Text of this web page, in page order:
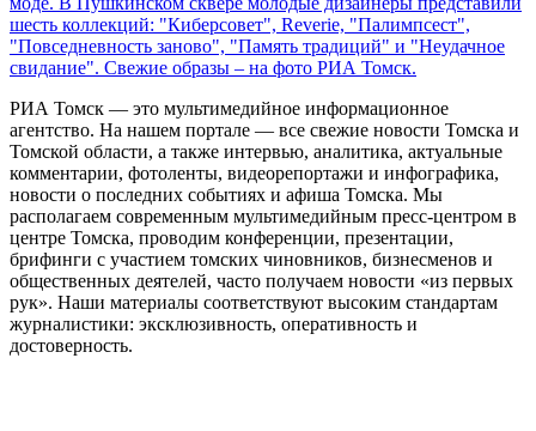
шесть коллекций: "Киберсовет", Reverie, "Палимпсест",
"Повседневность заново", "Память традиций" и "Неудачное
свидание". Свежие образы – на фото РИА Томск.
РИА Томск — это мультимедийное информационное
агентство. На нашем портале — все свежие новости Томска и
Томской области, а также интервью, аналитика, актуальные
комментарии, фотоленты, видеорепортажи и инфографика,
новости о последних событиях и афиша Томска. Мы
располагаем современным мультимедийным пресс-центром в
центре Томска, проводим конференции, презентации,
брифинги с участием томских чиновников, бизнесменов и
общественных деятелей, часто получаем новости «из первых
рук». Наши материалы соответствуют высоким стандартам
журналистики: эксклюзивность, оперативность и
достоверность.